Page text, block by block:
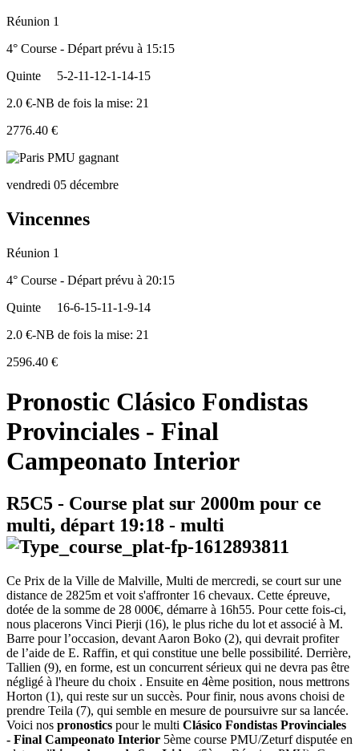
Réunion 1
4° Course - Départ prévu à 15:15
Quinte
5-2-11-12-1-14-15
2.0 €-NB de fois la mise: 21
2776.40 €
vendredi 05 décembre
Vincennes
Réunion 1
4° Course - Départ prévu à 20:15
Quinte
16-6-15-11-1-9-14
2.0 €-NB de fois la mise: 21
2596.40 €
Pronostic Clásico Fondistas
Provinciales - Final
Campeonato Interior
R5C5 - Course plat sur 2000m pour ce
multi, départ 19:18 - multi
Ce Prix de la Ville de Malville, Multi de mercredi, se court sur une
distance de 2825m et voit s'affronter 16 chevaux. Cette épreuve,
dotée de la somme de 28 000€, démarre à 16h55. Pour cette fois-ci,
nous placerons Vinci Pierji (16), le plus riche du lot et associé à M.
Barre pour l’occasion, devant Aaron Boko (2), qui devrait profiter
de l’aide de E. Raffin, et qui constitue une belle possibilité. Derrière,
Tallien (9), en forme, est un concurrent sérieux qui ne devra pas être
négligé à l'heure du choix . Ensuite en 4ème position, nous mettrons
Horton (1), qui reste sur un succès. Pour finir, nous avons choisi de
prendre Teila (7), qui semble en mesure de poursuivre sur sa lancée.
Voici nos pronostics pour le multi Clásico Fondistas Provinciales
- Final Campeonato Interior 5ème course PMU/Zeturf disputée en